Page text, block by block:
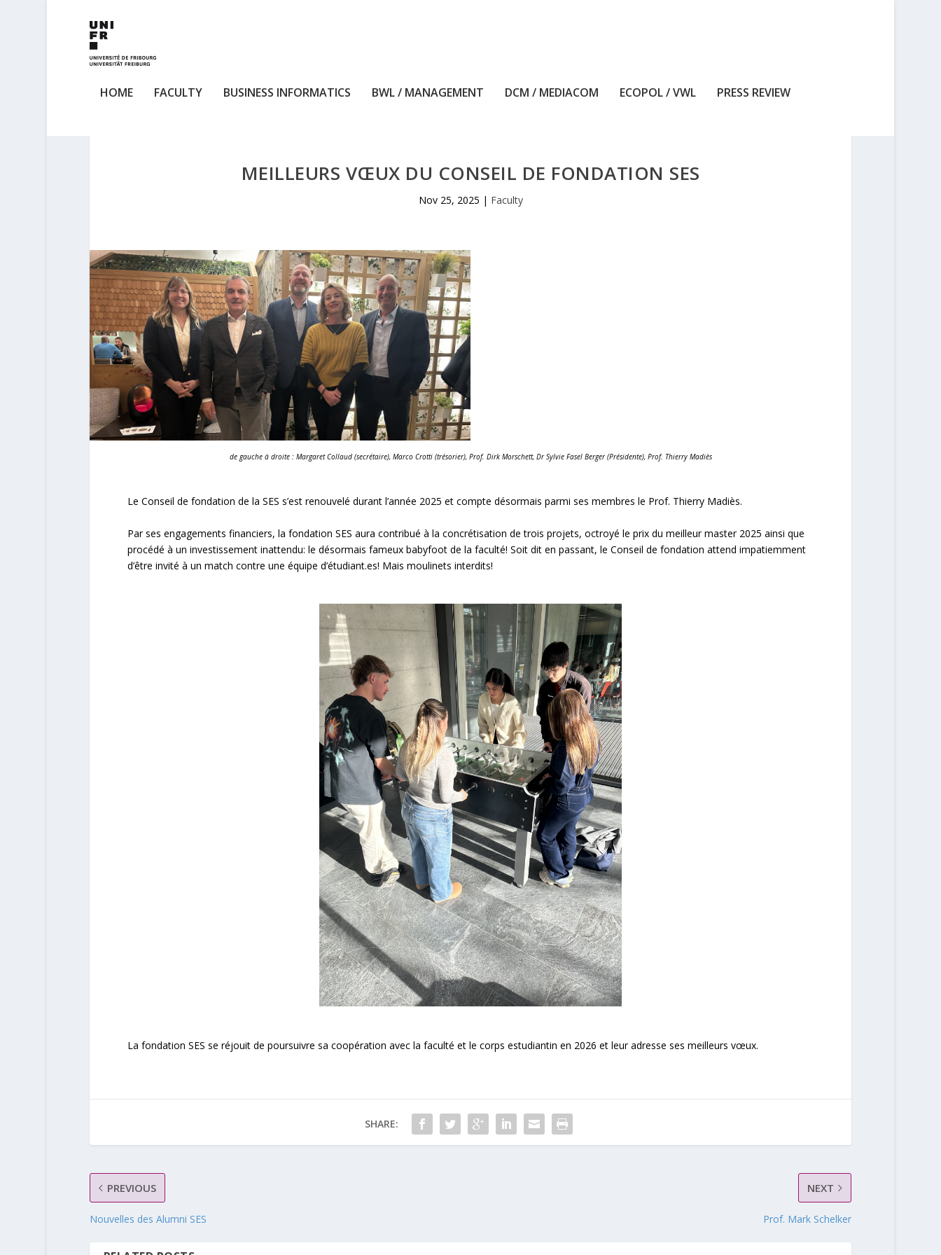
HOME FACULTY BUSINESS INFORMATICS BWL / MANAGEMENT DCM / MEDIACOM ECOPOL / VWL PRESS REVIEW
MEILLEURS VŒUX DU CONSEIL DE FONDATION SES
Nov 25, 2025 | Faculty
de gauche à droite : Margaret Collaud (secrétaire), Marco Crotti (trésorier), Prof. Dirk Morschett, Dr Sylvie Fasel Berger (Présidente), Prof. Thierry Madiès
Le Conseil de fondation de la SES s’est renouvelé durant l’année 2025 et compte désormais parmi ses membres le Prof. Thierry Madiès.
Par ses engagements financiers, la fondation SES aura contribué à la concrétisation de trois projets, octroyé le prix du meilleur master 2025 ainsi que
procédé à un investissement inattendu: le désormais fameux babyfoot de la faculté! Soit dit en passant, le Conseil de fondation attend impatiemment
d’être invité à un match contre une équipe d’étudiant.es! Mais moulinets interdits!
La fondation SES se réjouit de poursuivre sa coopération avec la faculté et le corps estudiantin en 2026 et leur adresse ses meilleurs vœux.
SHARE:
PREVIOUS
Nouvelles des Alumni SES
NEXT
Prof. Mark Schelker